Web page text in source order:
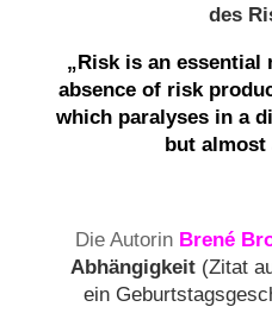
des
„Risk is an essential
absence of risk
which paralyses in a
but almost
Die Autorin Brené
Abhängigkeit (Zitat
ein